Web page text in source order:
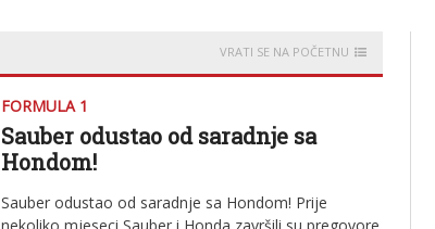
VRATI SE NA POČETNU
FORMULA 1
Sauber odustao od saradnje sa
Hondom!
Sauber odustao od saradnje sa Hondom! Prije